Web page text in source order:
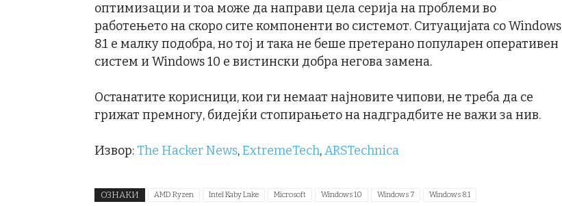
оптимизации и тоа може да направи цела серија на проблеми во
работењето на скоро сите компоненти во системот. Ситуацијата со Windows
8.1 е малку подобра, но тој и така не беше претерано популарен оперативен
систем и Windows 10 е вистински добра негова замена.
Останатите корисници, кои ги немаат најновите чипови, не треба да се
грижат премногу, бидејќи стопирањето на надградбите не важи за нив.
Извор: The Hacker News,ExtremeTech,ARSTechnica
ОЗНАКИ AMD Ryzen Intel Kaby Lake Microsoft Windows 10 Windows 7 Windows 8.1